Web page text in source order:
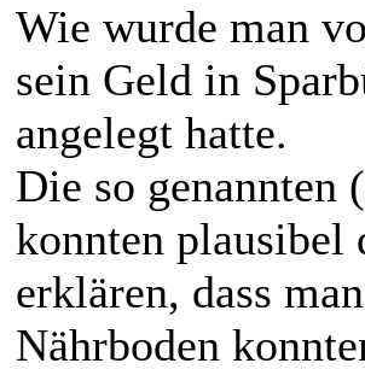
Wie wurde man
sein Geld in
angelegt hatte.
Die so genannten
konnten plausibel
erklären, dass
Nährboden